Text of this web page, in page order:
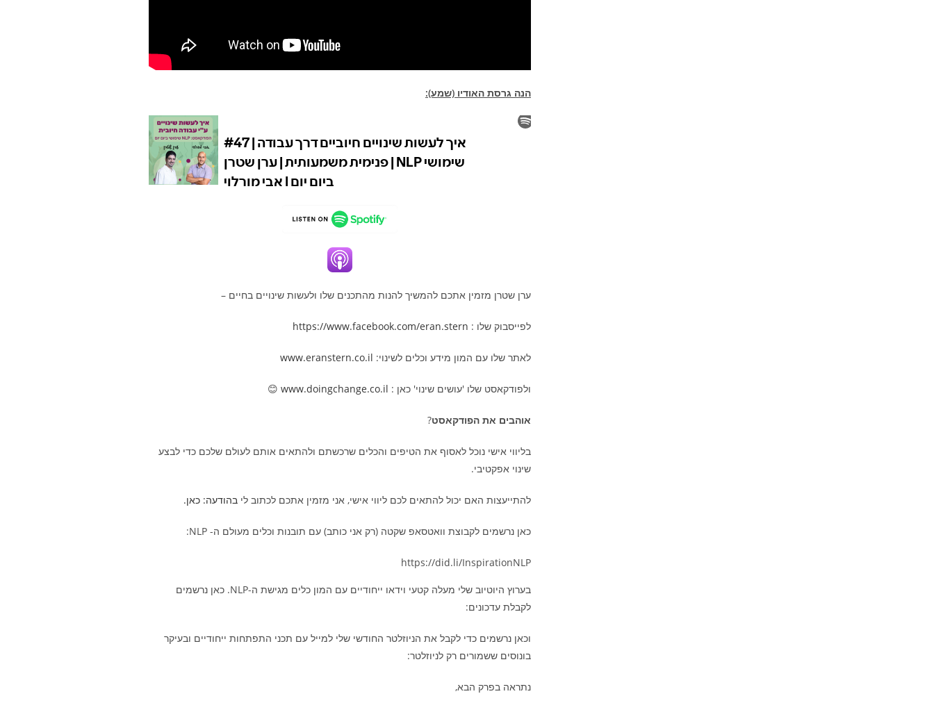
הנה גרסת האודיו (שמע):
ערן שטרן מזמין אתכם להמשיך להנות מהתכנים שלו ולעשות שינויים בחיים –
לפייסבוק שלו : https://www.facebook.com/eran.stern
לאתר שלו עם המון מידע וכלים לשינוי: www.eranstern.co.il
ולפודקאסט שלו 'עושים שינוי' כאן : www.doingchange.co.il
😊
אוהבים את הפודקאסט?
בליווי אישי נוכל לאסוף את הטיפים והכלים שרכשתם ולהתאים אותם לעולם שלכם כדי לבצע
שינוי אפקטיבי.
להתייעצות האם יכול להתאים לכם ליווי אישי, אני מזמין אתכם לכתוב לי בהודעה: כאן.
כאן נרשמים לקבוצת וואטסאפ שקטה (רק אני כותב) עם תובנות וכלים מעולם ה- NLP:
https://did.li/InspirationNLP
בערוץ היוטיוב שלי מעלה קטעי וידאו ייחודיים עם המון כלים מגישת ה-NLP. כאן נרשמים
לקבלת עדכונים:
וכאן נרשמים כדי לקבל את הניוזלטר החודשי שלי למייל עם תכני התפתחות ייחודיים ובעיקר
בונוסים ששמורים רק לניוזלטר:
נתראה בפרק הבא,